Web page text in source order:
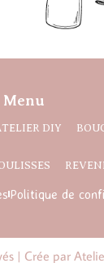
Menu
DIY
Politique de
| Crée par